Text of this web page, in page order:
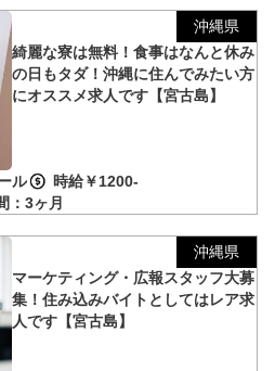
沖縄県
綺麗な寮は無料！食事はなんと休み
の日もタダ！沖縄に住んでみたい方
にオススメ求人です【宮古島】
ル
時給￥1200-
：3ヶ月
沖縄県
マーケティング・広報スタッフ大募
集！住み込みバイトとしてはレア求
人です【宮古島】